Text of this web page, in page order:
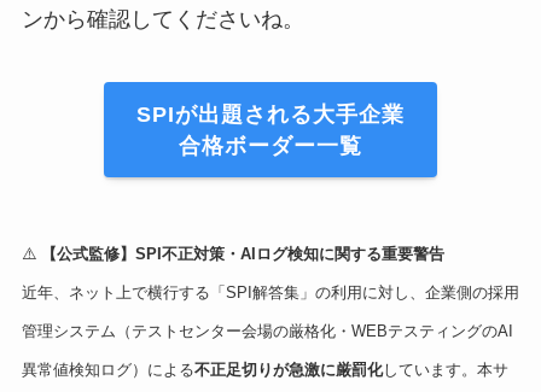
ンから確認してくださいね。
SPIが出題される大手企業
合格ボーダー一覧
⚠️ 【公式監修】SPI不正対策・AIログ検知に関する重要警告
近年、ネット上で横行する「SPI解答集」の利用に対し、企業側の採用
管理システム（テストセンター会場の厳格化・WEBテスティングのAI
異常値検知ログ）による不正足切りが急激に厳罰化しています。本サ